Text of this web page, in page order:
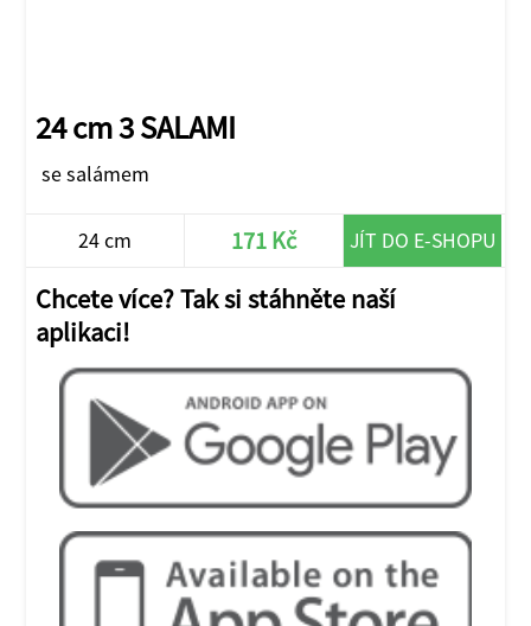
24 cm 3 SALAMI
se salámem
24 cm 171 Kč JÍT DO E-SHOPU
Chcete více? Tak si stáhněte naší
aplikaci!